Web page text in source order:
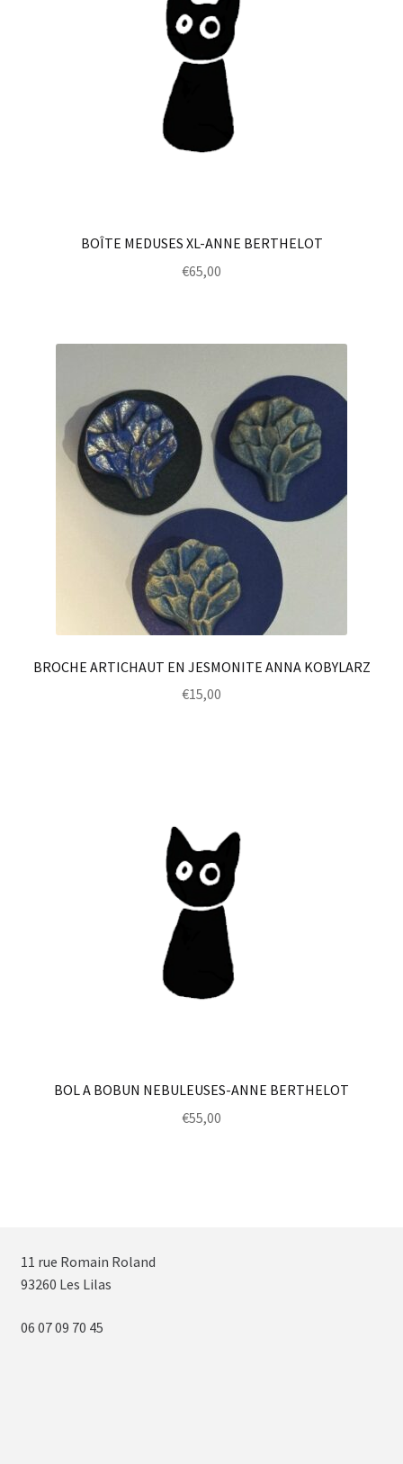
BOÎTE MEDUSES XL-ANNE BERTHELOT
€65,00
BROCHE ARTICHAUT EN JESMONITE ANNA KOBYLARZ
€15,00
BOL A BOBUN NEBULEUSES-ANNE BERTHELOT
€55,00
11 rue Romain Roland
93260 Les Lilas
06 07 09 70 45